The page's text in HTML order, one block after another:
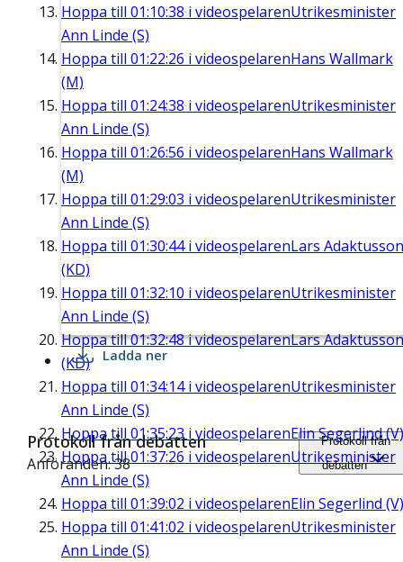
Hoppa till 01:10:38 i videospelarenUtrikesminister
Ann Linde (S)
Hoppa till 01:22:26 i videospelarenHans Wallmark
(M)
Hoppa till 01:24:38 i videospelarenUtrikesminister
Ann Linde (S)
Hoppa till 01:26:56 i videospelarenHans Wallmark
(M)
Hoppa till 01:29:03 i videospelarenUtrikesminister
Ann Linde (S)
Hoppa till 01:30:44i videospelarenLars Adaktusson
(KD)
Hoppa till 01:32:10 i videospelarenUtrikesminister
Ann Linde (S)
Hoppa till01:32:48i videospelarenLars Adaktusson
(KD)
Hoppa till 01:34:14i videospelarenUtrikesminister
Ann Linde (S)
Hoppa till 01:35:23 i videospelarenElin Segerlind (V)
Hoppa till01:37:26 i videospelarenUtrikesminister
Ann Linde (S)
Hoppa till 01:39:02 i videospelarenElin Segerlind (V)
Hoppa till 01:41:02 i videospelarenUtrikesminister
Ann Linde (S)
Ladda ner
Protokoll från debatten
Anföranden: 38
Protokoll från
debatten